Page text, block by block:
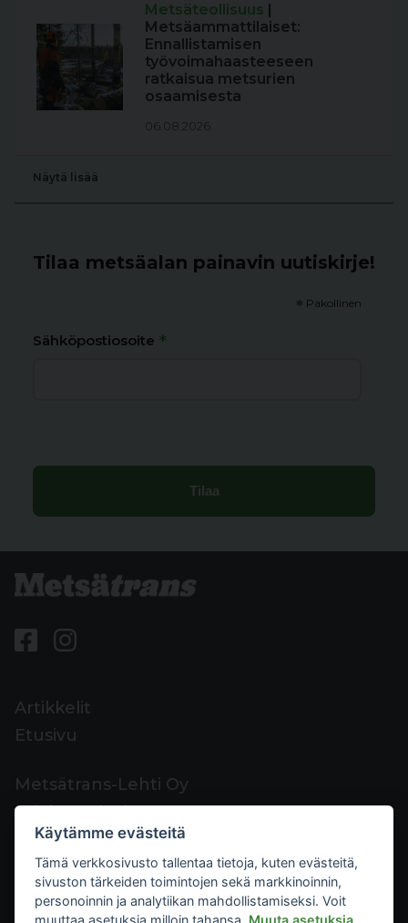
Metsäteollisuus |
Metsäammattilaiset:
Ennallistamisen
työvoimahaasteeseen
ratkaisua metsurien
osaamisesta
06.08.2026
Näytä lisää
Tilaa metsäalan painavin uutiskirje!
* Pakollinen
Sähköpostiosoite *
Artikkelit
Etusivu
Metsätrans-Lehti Oy
Asiakaspalvelu
Yhteystiedot
Palaute
Mediakortti
Käytämme evästeitä
Tämä verkkosivusto tallentaa tietoja, kuten evästeitä,
sivuston tärkeiden toimintojen sekä markkinoinnin,
personoinnin ja analytiikan mahdollistamiseksi. Voit
muuttaa asetuksia milloin tahansa. Muuta asetuksia